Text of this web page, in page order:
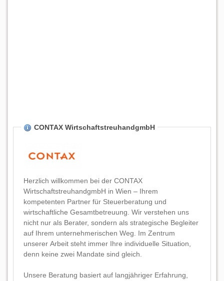
CONTAX WirtschaftstreuhandgmbH
Herzlich willkommen bei der CONTAX
WirtschaftstreuhandgmbH in Wien – Ihrem
kompetenten Partner für Steuerberatung und
wirtschaftliche Gesamtbetreuung. Wir verstehen uns
nicht nur als Berater, sondern als strategische Begleiter
auf Ihrem unternehmerischen Weg. Im Zentrum
unserer Arbeit steht immer Ihre individuelle Situation,
denn keine zwei Mandate sind gleich.
Unsere Beratung basiert auf langjähriger Erfahrung,